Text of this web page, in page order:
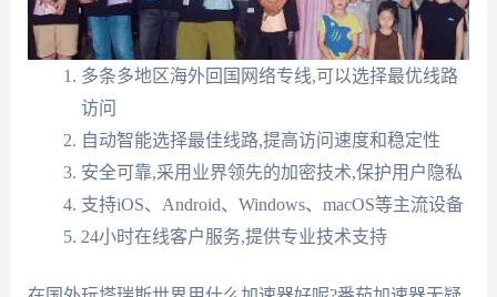
多条多地区海外回国网络专线,可以选择最优线路
访问
自动智能选择最佳线路,提高访问速度和稳定性
安全可靠,采用业界领先的加密技术,保护用户隐私
支持iOS、Android、Windows、macOS等主流设备
24小时在线客户服务,提供专业技术支持